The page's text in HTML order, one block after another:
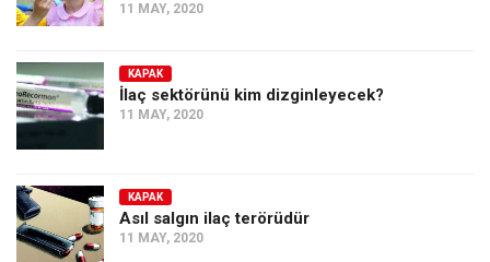
11 MAY, 2020
KAPAK
İlaç sektörünü kim dizginleyecek?
11 MAY, 2020
KAPAK
Asıl salgın ilaç terörüdür
11 MAY, 2020